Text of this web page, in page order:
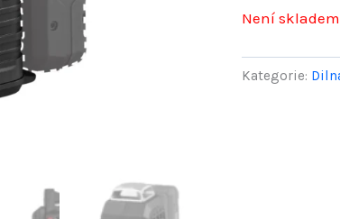
Není skladem
Kategorie: